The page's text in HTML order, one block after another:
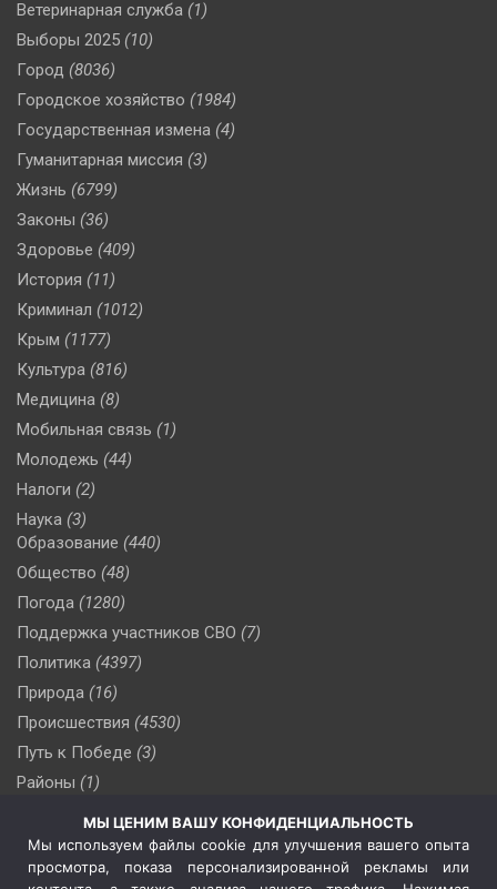
Ветеринарная служба (1)
Выборы 2025 (10)
Город (8036)
Городское хозяйство (1984)
Государственная измена (4)
Гуманитарная миссия (3)
Жизнь (6799)
Законы (36)
Здоровье (409)
История (11)
Криминал (1012)
Крым (1177)
Культура (816)
Медицина (8)
Мобильная связь (1)
Молодежь (44)
Налоги (2)
Наука (3)
Образование (440)
Общество (48)
Погода (1280)
Поддержка участников СВО (7)
Политика (4397)
Природа (16)
Происшествия (4530)
Путь к Победе (3)
Районы (1)
Сельское хозяйство (3)
Социальная политика
(3)
МЫ ЦЕНИМ ВАШУ КОНФИДЕНЦИАЛЬНОСТЬ
Мы используем файлы cookie для улучшения вашего опыта
просмотра, показа персонализированной рекламы или